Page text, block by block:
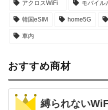
アクロスWiFi モバイル
韓国eSIM home5G
車内
おすすめ商材
縛られない